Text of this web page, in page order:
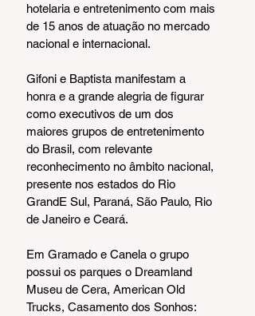
hotelaria e entretenimento com mais
de 15 anos de atuação no mercado
nacional e internacional.
Gifoni e Baptista manifestam a
honra e a grande alegria de figurar
como executivos de um dos
maiores grupos de entretenimento
do Brasil, com relevante
reconhecimento no âmbito nacional,
presente nos estados do Rio
GrandE Sul, Paraná, São Paulo, Rio
de Janeiro e Ceará.
Em Gramado e Canela o grupo
possui os parques o Dreamland
Museu de Cera, American Old
Trucks, Casamento dos Sonhos: